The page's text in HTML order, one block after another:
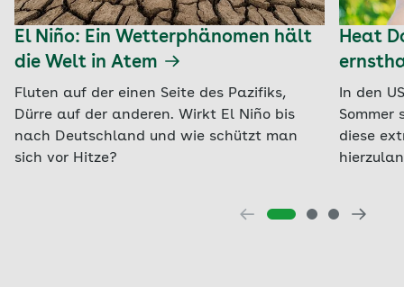
El Niño: Ein Wetterphänomen hält
die Welt in Atem
Fluten auf der einen Seite des Pazifiks,
Dürre auf der anderen. Wirkt El Niño bis
nach Deutschland und wie schützt man
sich vor Hitze?
Heat
In den
Sommer
diese